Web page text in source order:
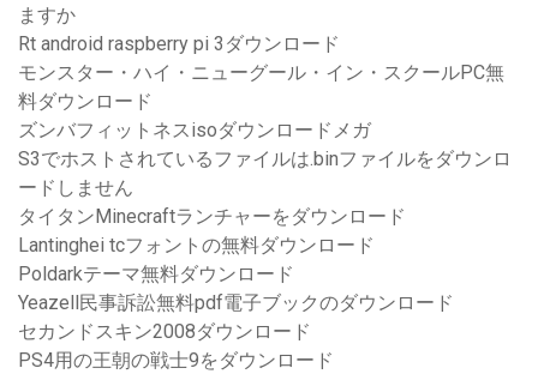
ますか
Rt android raspberry pi 3ダウンロード
モンスター・ハイ・ニューグール・イン・スクールPC無
料ダウンロード
ズンバフィットネスisoダウンロードメガ
S3でホストされているファイルは.binファイルをダウンロ
ードしません
タイタンMinecraftランチャーをダウンロード
Lantinghei tcフォントの無料ダウンロード
Poldarkテーマ無料ダウンロード
Yeazell民事訴訟無料pdf電子ブックのダウンロード
セカンドスキン2008ダウンロード
PS4用の王朝の戦士9をダウンロード